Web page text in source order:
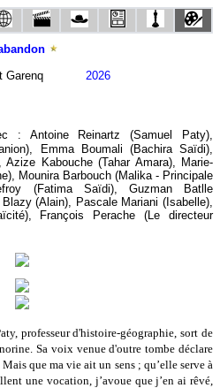
Garenq
2026
: Antoine Reinartz (Samuel Paty),
Emma Boumali (Bachira Saïdi),
Kabouche (Tahar Amara), Marie-
Mounira Barbouch (Malika - Principale
(Fatima Saïdi), Guzman Batlle
(Alain), Pascale Mariani (Isabelle),
François Perache (Le directeur
professeur d'histoire-géographie, sort de
Sa voix venue d'outre tombe déclare
que ma vie ait un sens ; qu’elle serve à
une vocation, j’avoue que j’en ai rêvé,